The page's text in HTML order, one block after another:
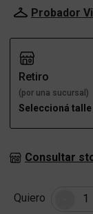
Probador
Retiro
(por una sucursal)
Seleccioná talle
Consultar
Quiero Cantidad